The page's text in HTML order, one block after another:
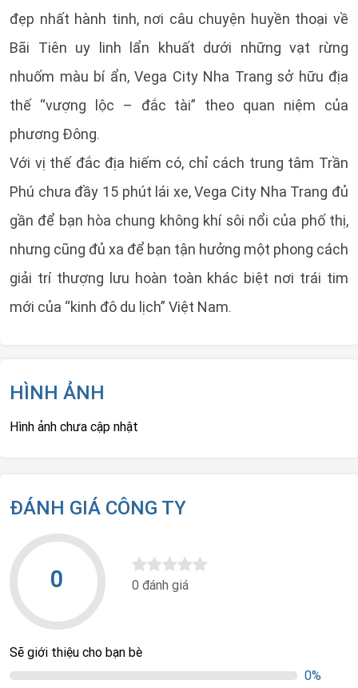
đẹp nhất hành tinh, nơi câu chuyện huyền thoại về
Bãi Tiên uy linh lẩn khuất dưới những vạt rừng
nhuốm màu bí ẩn, Vega City Nha Trang sở hữu địa
thế “vượng lộc – đắc tài” theo quan niệm của
phương Đông.
Với vị thế đắc địa hiếm có, chỉ cách trung tâm Trần
Phú chưa đầy 15 phút lái xe, Vega City Nha Trang đủ
gần để bạn hòa chung không khí sôi nổi của phố thị,
nhưng cũng đủ xa để bạn tận hưởng một phong cách
giải trí thượng lưu hoàn toàn khác biệt nơi trái tim
mới của “kinh đô du lịch” Việt Nam.
HÌNH ẢNH
Hình ảnh chưa cập nhật
ĐÁNH GIÁ CÔNG TY
0 0 đánh giá
Sẽ giới thiệu cho bạn bè
0%